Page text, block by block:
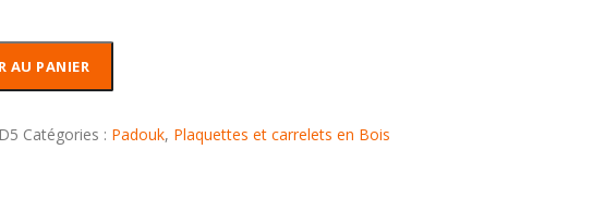
AU PANIER
Catégories : Padouk, Plaquettes et carrelets en Bois